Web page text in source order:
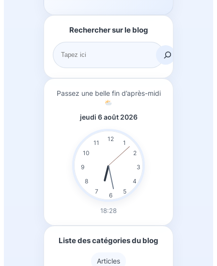
Rechercher sur le blog
R
e
Passez une belle fin d’après-midi
jeudi 6 août 2026
12
1
2
3
4
5
6
7
8
9
10
11
18:28
Liste des catégories du blog
Articles